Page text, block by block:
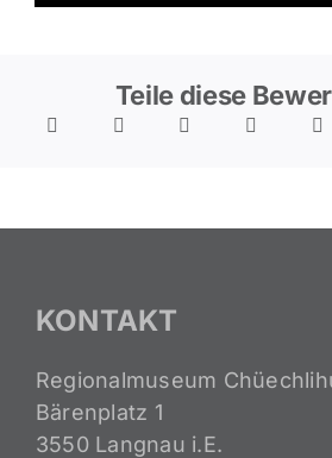
Teile diese
KONTAKT
Regionalmuseum
Bärenplatz 1
3550 Langnau i.E.